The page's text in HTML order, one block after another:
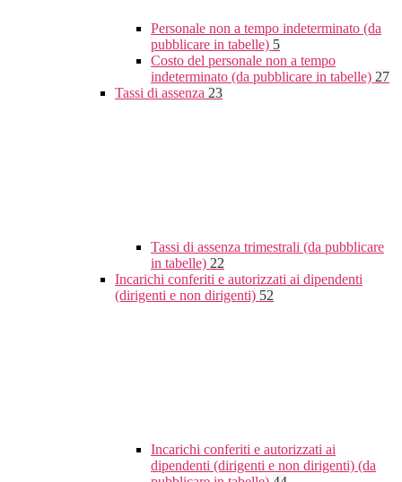
Personale non a tempo indeterminato (da
pubblicare in tabelle) 5
Costo del personale non a tempo
indeterminato (da pubblicare in tabelle) 27
Tassi di assenza 23
Tassi di assenza trimestrali (da pubblicare
in tabelle) 22
Incarichi conferiti e autorizzati ai dipendenti
(dirigenti e non dirigenti) 52
Incarichi conferiti e autorizzati ai
dipendenti (dirigenti e non dirigenti) (da